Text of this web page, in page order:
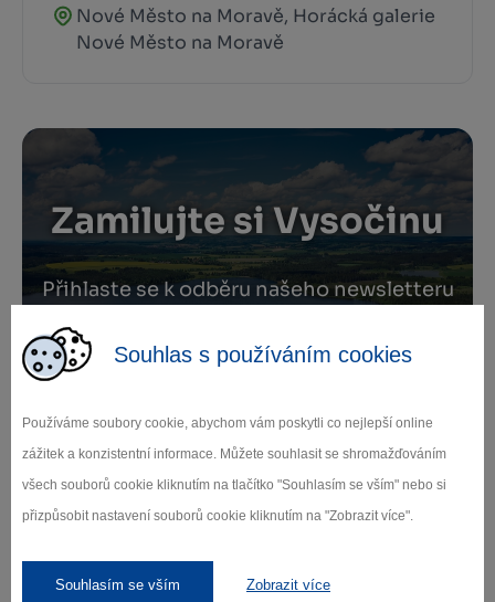
Souhlas s používáním cookies
Používáme soubory cookie, abychom vám poskytli co nejlepší online
zážitek a konzistentní informace. Můžete souhlasit se shromažďováním
všech souborů cookie kliknutím na tlačítko "Souhlasím se vším" nebo si
přizpůsobit nastavení souborů cookie kliknutím na "Zobrazit více".
Souhlasím se vším Zobrazit více
Nové Město na Moravě, Horácká galerie
Nové Město na Moravě
Zamilujte si Vysočinu
Přihlaste se k odběru našeho newsletteru